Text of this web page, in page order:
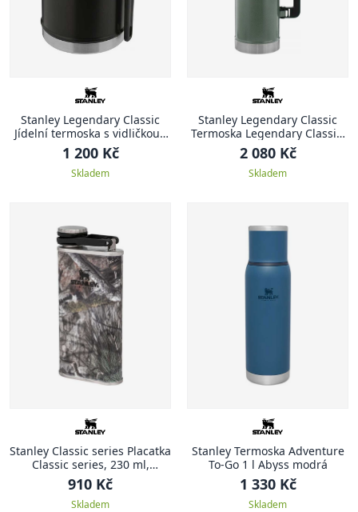
Stanley Legendary Classic
Jídelní termoska s vidličkou ,
400 ml, Matte Black
1 200 Kč
Skladem
Stanley Legendary Classic
Termoska Legendary Classic,
2.3 l, Hammertone Green
2 080 Kč
Skladem
Stanley Classic series Placatka
Classic series, 230 ml,
Country DNA Mossy Oak
Kamuflage
910 Kč
Skladem
Stanley Termoska Adventure
To-Go 1 l Abyss modrá
1 330 Kč
Skladem